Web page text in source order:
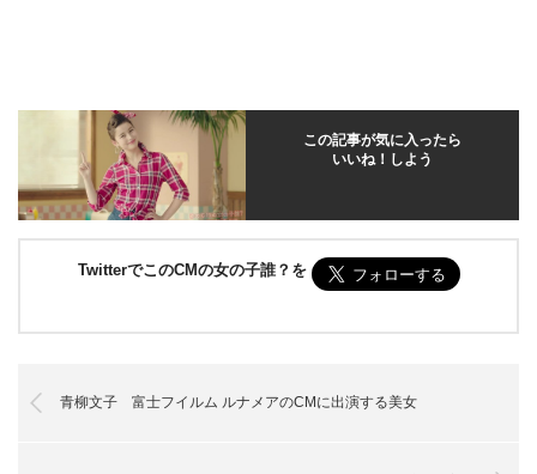
この記事が気に入ったら
いいね！しよう
TwitterでこのCMの女の子誰？を
青柳文子 富士フイルム ルナメアのCMに出演する美女